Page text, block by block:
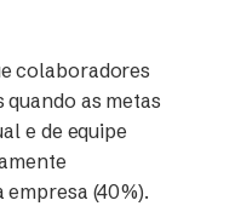
colaboradores
as metas
e de equipe
(40%).